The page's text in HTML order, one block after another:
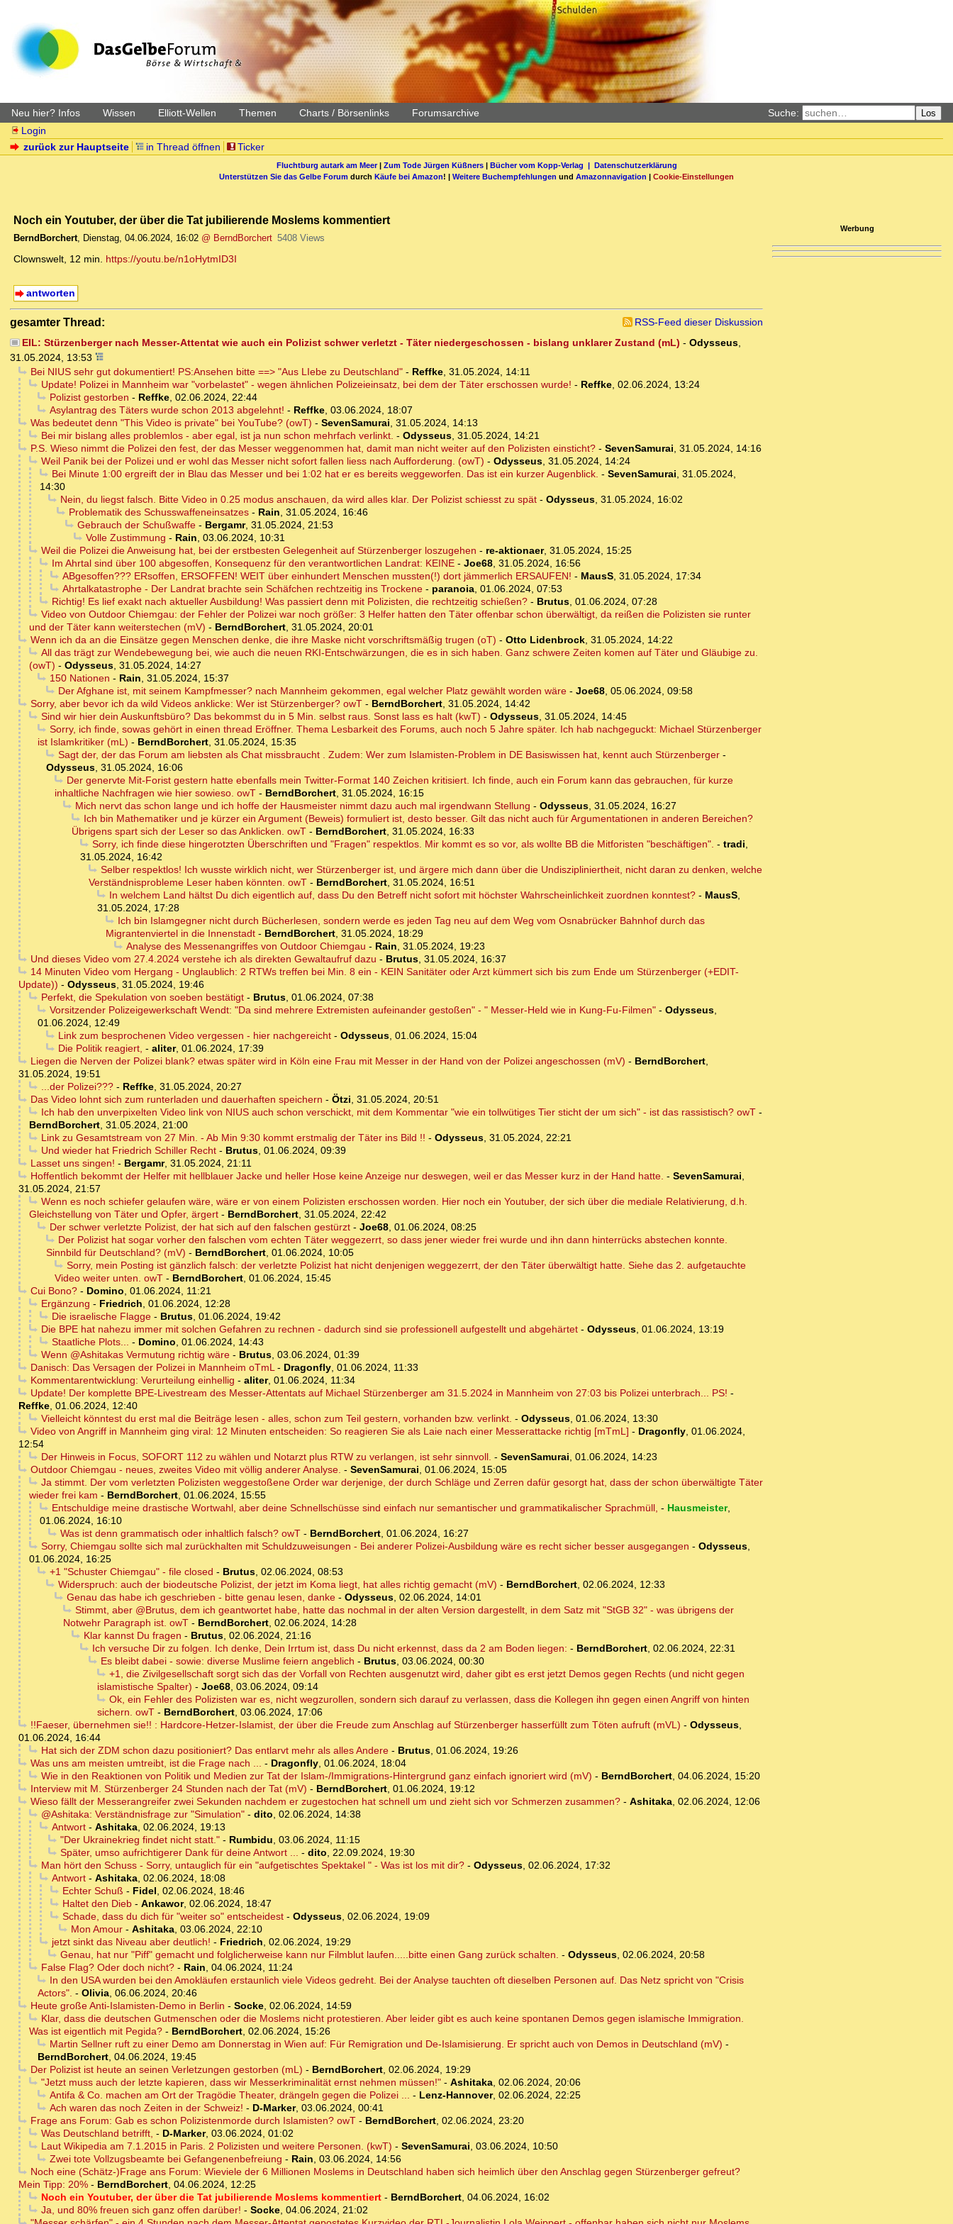
Neu hier? Infos Wissen Elliott-Wellen Themen Charts / Börsenlinks Forumsarchive Suche: Los
Login
zurück zur Hauptseite
in Thread öffnen Ticker
Fluchtburg autark am Meer| Zum Tode Jürgen Küßners| Bücher vom Kopp-Verlag | Datenschutzerklärung
Unterstützen Sie das Gelbe Forum durch Käufe bei Amazon! | Weitere Buchempfehlungen und Amazonnavigation | Cookie-Einstellungen
Noch ein Youtuber, der über die Tat jubilierende Moslems kommentiert
BerndBorchert, Dienstag, 04.06.2024, 16:02 @ BerndBorchert 5408 Views
Clownswelt, 12 min. https://youtu.be/n1oHytmID3I
antworten
gesamter Thread:
RSS-Feed dieser Diskussion
EIL: Stürzenberger nach Messer-Attentat wie auch ein Polizist schwer verletzt - Täter niedergeschossen - bislang unklarer Zustand (mL) - Odysseus,
31.05.2024, 13:53
Bei NIUS sehr gut dokumentiert! PS:Ansehen bitte ==> "Aus LIebe zu Deutschland"- Reffke, 31.05.2024, 14:11
Update! Polizei in Mannheim war "vorbelastet" - wegen ähnlichen Polizeieinsatz, bei dem der Täter erschossen wurde! - Reffke, 02.06.2024, 13:24
Polizist gestorben - Reffke, 02.06.2024, 22:44
Asylantrag des Täters wurde schon 2013 abgelehnt! - Reffke, 03.06.2024, 18:07
Was bedeutet denn "This Video is private" bei YouTube? (owT) - SevenSamurai, 31.05.2024, 14:13
Bei mir bislang alles problemlos - aber egal, ist ja nun schon mehrfach verlinkt. - Odysseus, 31.05.2024, 14:21
P.S. Wieso nimmt die Polizei den fest, der das Messer weggenommen hat, damit man nicht weiter auf den Polizisten einsticht?- SevenSamurai, 31.05.2024, 14:16
Weil Panik bei der Polizei und er wohl das Messer nicht sofort fallen liess nach Aufforderung. (owT) - Odysseus, 31.05.2024, 14:24
Bei Minute 1:00 ergreift der in Blau das Messer und bei 1:02 hat er es bereits weggeworfen. Das ist ein kurzer Augenblick. - SevenSamurai, 31.05.2024,
14:30
Nein, du liegst falsch. Bitte Video in 0.25 modus anschauen, da wird alles klar. Der Polizist schiesst zu spät- Odysseus, 31.05.2024, 16:02
Problematik des Schusswaffeneinsatzes- Rain, 31.05.2024, 16:46
Gebrauch der Schußwaffe- Bergamr, 31.05.2024, 21:53
Volle Zustimmung - Rain, 03.06.2024, 10:31
Weil die Polizei die Anweisung hat, bei der erstbesten Gelegenheit auf Stürzenberger loszugehen - re-aktionaer, 31.05.2024, 15:25
Im Ahrtal sind über 100 abgesoffen, Konsequenz für den verantwortlichen Landrat: KEINE- Joe68, 31.05.2024, 16:56
ABgesoffen??? ERsoffen, ERSOFFEN! WEIT über einhundert Menschen mussten(!) dort jämmerlich ERSAUFEN! - MausS, 31.05.2024, 17:34
Ahrtalkatastrophe - Der Landrat brachte sein Schäfchen rechtzeitig ins Trockene- paranoia, 01.06.2024, 07:53
Richtig! Es lief exakt nach aktueller Ausbildung! Was passiert denn mit Polizisten, die rechtzeitig schießen?- Brutus, 01.06.2024, 07:28
Video von Outdoor Chiemgau: der Fehler der Polizei war noch größer: 3 Helfer hatten den Täter offenbar schon überwältigt, da reißen die Polizisten sie runter
und der Täter kann weiterstechen (mV) - BerndBorchert, 31.05.2024, 20:01
Wenn ich da an die Einsätze gegen Menschen denke, die ihre Maske nicht vorschriftsmäßig trugen (oT) - Otto Lidenbrock, 31.05.2024, 14:22
All das trägt zur Wendebewegung bei, wie auch die neuen RKI-Entschwärzungen, die es in sich haben. Ganz schwere Zeiten komen auf Täter und Gläubige zu.
(owT) - Odysseus, 31.05.2024, 14:27
150 Nationen - Rain, 31.05.2024, 15:37
Der Afghane ist, mit seinem Kampfmesser? nach Mannheim gekommen, egal welcher Platz gewählt worden wäre- Joe68, 05.06.2024, 09:58
Sorry, aber bevor ich da wild Videos anklicke: Wer ist Stürzenberger? owT- BerndBorchert, 31.05.2024, 14:42
Sind wir hier dein Auskunftsbüro? Das bekommst du in 5 Min. selbst raus. Sonst lass es halt (kwT) - Odysseus, 31.05.2024, 14:45
Sorry, ich finde, sowas gehört in einen thread Eröffner. Thema Lesbarkeit des Forums, auch noch 5 Jahre später. Ich hab nachgeguckt: Michael Stürzenberger
ist Islamkritiker (mL) - BerndBorchert, 31.05.2024, 15:35
Sagt der, der das Forum am liebsten als Chat missbraucht . Zudem: Wer zum Islamisten-Problem in DE Basiswissen hat, kennt auch Stürzenberger-
Odysseus, 31.05.2024, 16:06
Der genervte Mit-Forist gestern hatte ebenfalls mein Twitter-Format 140 Zeichen kritisiert. Ich finde, auch ein Forum kann das gebrauchen, für kurze
inhaltliche Nachfragen wie hier sowieso. owT - BerndBorchert, 31.05.2024, 16:15
Mich nervt das schon lange und ich hoffe der Hausmeister nimmt dazu auch mal irgendwann Stellung - Odysseus, 31.05.2024, 16:27
Ich bin Mathematiker und je kürzer ein Argument (Beweis) formuliert ist, desto besser. Gilt das nicht auch für Argumentationen in anderen Bereichen?
Übrigens spart sich der Leser so das Anklicken. owT - BerndBorchert, 31.05.2024, 16:33
Sorry, ich finde diese hingerotzten Überschriften und "Fragen" respektlos. Mir kommt es so vor, als wollte BB die Mitforisten "beschäftigen". - tradi,
31.05.2024, 16:42
Selber respektlos! Ich wusste wirklich nicht, wer Stürzenberger ist, und ärgere mich dann über die Undiszipliniertheit, nicht daran zu denken, welche
Verständnisprobleme Leser haben könnten. owT - BerndBorchert, 31.05.2024, 16:51
In welchem Land hältst Du dich eigentlich auf, dass Du den Betreff nicht sofort mit höchster Wahrscheinlichkeit zuordnen konntest?- MausS,
31.05.2024, 17:28
Ich bin Islamgegner nicht durch Bücherlesen, sondern werde es jeden Tag neu auf dem Weg vom Osnabrücker Bahnhof durch das
Migrantenviertel in die Innenstadt - BerndBorchert, 31.05.2024, 18:29
Analyse des Messenangriffes von Outdoor Chiemgau - Rain, 31.05.2024, 19:23
Und dieses Video vom 27.4.2024 verstehe ich als direkten Gewaltaufruf dazu - Brutus, 31.05.2024, 16:37
14 Minuten Video vom Hergang - Unglaublich: 2 RTWs treffen bei Min. 8 ein - KEIN Sanitäter oder Arzt kümmert sich bis zum Ende um Stürzenberger (+EDIT-
Update)) - Odysseus, 31.05.2024, 19:46
Perfekt, die Spekulation von soeben bestätigt- Brutus, 01.06.2024, 07:38
Vorsitzender Polizeigewerkschaft Wendt: "Da sind mehrere Extremisten aufeinander gestoßen" - " Messer-Held wie in Kung-Fu-Filmen"- Odysseus,
01.06.2024, 12:49
Link zum besprochenen Video vergessen - hier nachgereicht- Odysseus, 01.06.2024, 15:04
Die Politik reagiert, - aliter, 01.06.2024, 17:39
Liegen die Nerven der Polizei blank? etwas später wird in Köln eine Frau mit Messer in der Hand von der Polizei angeschossen (mV) - BerndBorchert,
31.05.2024, 19:51
...der Polizei???- Reffke, 31.05.2024, 20:27
Das Video lohnt sich zum runterladen und dauerhaften speichern - Ötzi, 31.05.2024, 20:51
Ich hab den unverpixelten Video link von NIUS auch schon verschickt, mit dem Kommentar "wie ein tollwütiges Tier sticht der um sich" - ist das rassistisch? owT-
BerndBorchert, 31.05.2024, 21:00
Link zu Gesamtstream von 27 Min. - Ab Min 9:30 kommt erstmalig der Täter ins Bild !! - Odysseus, 31.05.2024, 22:21
Und wieder hat Friedrich Schiller Recht- Brutus, 01.06.2024, 09:39
Lasset uns singen! - Bergamr, 31.05.2024, 21:11
Hoffentlich bekommt der Helfer mit hellblauer Jacke und heller Hose keine Anzeige nur deswegen, weil er das Messer kurz in der Hand hatte. - SevenSamurai,
31.05.2024, 21:57
Wenn es noch schiefer gelaufen wäre, wäre er von einem Polizisten erschossen worden. Hier noch ein Youtuber, der sich über die mediale Relativierung, d.h.
Gleichstellung von Täter und Opfer, ärgert - BerndBorchert, 31.05.2024, 22:42
Der schwer verletzte Polizist, der hat sich auf den falschen gestürzt- Joe68, 01.06.2024, 08:25
Der Polizist hat sogar vorher den falschen vom echten Täter weggezerrt, so dass jener wieder frei wurde und ihn dann hinterrücks abstechen konnte.
Sinnbild für Deutschland? (mV) - BerndBorchert, 01.06.2024, 10:05
Sorry, mein Posting ist gänzlich falsch: der verletzte Polizist hat nicht denjenigen weggezerrt, der den Täter überwältigt hatte. Siehe das 2. aufgetauchte
Video weiter unten. owT - BerndBorchert, 01.06.2024, 15:45
Cui Bono?- Domino, 01.06.2024, 11:21
Ergänzung - Friedrich, 01.06.2024, 12:28
Die israelische Flagge- Brutus, 01.06.2024, 19:42
Die BPE hat nahezu immer mit solchen Gefahren zu rechnen - dadurch sind sie professionell aufgestellt und abgehärtet- Odysseus, 01.06.2024, 13:19
Staatliche Plots... - Domino, 01.06.2024, 14:43
Wenn @Ashitakas Vermutung richtig wäre- Brutus, 03.06.2024, 01:39
Danisch: Das Versagen der Polizei in Mannheim oTmL- Dragonfly, 01.06.2024, 11:33
Kommentarentwicklung: Verurteilung einhellig - aliter, 01.06.2024, 11:34
Update! Der komplette BPE-Livestream des Messer-Attentats auf Michael Stürzenberger am 31.5.2024 in Mannheim von 27:03 bis Polizei unterbrach... PS! -
Reffke, 01.06.2024, 12:40
Vielleicht könntest du erst mal die Beiträge lesen - alles, schon zum Teil gestern, vorhanden bzw. verlinkt. - Odysseus, 01.06.2024, 13:30
Video von Angriff in Mannheim ging viral: 12 Minuten entscheiden: So reagieren Sie als Laie nach einer Messerattacke richtig [mTmL] - Dragonfly, 01.06.2024,
12:54
Der Hinweis in Focus, SOFORT 112 zu wählen und Notarzt plus RTW zu verlangen, ist sehr sinnvoll. - SevenSamurai, 01.06.2024, 14:23
Outdoor Chiemgau - neues, zweites Video mit völlig anderer Analyse. - SevenSamurai, 01.06.2024, 15:05
Ja stimmt. Der vom verletzten Polizisten weggestoßene Order war derjenige, der durch Schläge und Zerren dafür gesorgt hat, dass der schon überwältigte Täter
wieder frei kam - BerndBorchert, 01.06.2024, 15:55
Entschuldige meine drastische Wortwahl, aber deine Schnellschüsse sind einfach nur semantischer und grammatikalischer Sprachmüll, - Hausmeister,
01.06.2024, 16:10
Was ist denn grammatisch oder inhaltlich falsch? owT- BerndBorchert, 01.06.2024, 16:27
Sorry, Chiemgau sollte sich mal zurückhalten mit Schuldzuweisungen - Bei anderer Polizei-Ausbildung wäre es recht sicher besser ausgegangen - Odysseus,
01.06.2024, 16:25
+1 "Schuster Chiemgau" - file closed - Brutus, 02.06.2024, 08:53
Widerspruch: auch der biodeutsche Polizist, der jetzt im Koma liegt, hat alles richtig gemacht (mV) - BerndBorchert, 02.06.2024, 12:33
Genau das habe ich geschrieben - bitte genau lesen, danke- Odysseus, 02.06.2024, 14:01
Stimmt, aber @Brutus, dem ich geantwortet habe, hatte das nochmal in der alten Version dargestellt, in dem Satz mit "StGB 32" - was übrigens der
Notwehr Paragraph ist. owT - BerndBorchert, 02.06.2024, 14:28
Klar kannst Du fragen - Brutus, 02.06.2024, 21:16
Ich versuche Dir zu folgen. Ich denke, Dein Irrtum ist, dass Du nicht erkennst, dass da 2 am Boden liegen: - BerndBorchert, 02.06.2024, 22:31
Es bleibt dabei - sowie: diverse Muslime feiern angeblich - Brutus, 03.06.2024, 00:30
+1, die Zivilgesellschaft sorgt sich das der Vorfall von Rechten ausgenutzt wird, daher gibt es erst jetzt Demos gegen Rechts (und nicht gegen
islamistische Spalter) - Joe68, 03.06.2024, 09:14
Ok, ein Fehler des Polizisten war es, nicht wegzurollen, sondern sich darauf zu verlassen, dass die Kollegen ihn gegen einen Angriff von hinten
sichern. owT - BerndBorchert, 03.06.2024, 17:06
!!Faeser, übernehmen sie!! : Hardcore-Hetzer-Islamist, der über die Freude zum Anschlag auf Stürzenberger hasserfüllt zum Töten aufruft (mVL) - Odysseus,
01.06.2024, 16:44
Hat sich der ZDM schon dazu positioniert? Das entlarvt mehr als alles Andere- Brutus, 01.06.2024, 19:26
Was uns am meisten umtreibt, ist die Frage nach ... - Dragonfly, 01.06.2024, 18:04
Wie in den Reaktionen von Politik und Medien zur Tat der Islam-/Immigrations-Hintergrund ganz einfach ignoriert wird (mV) - BerndBorchert, 04.06.2024, 15:20
Interview mit M. Stürzenberger 24 Stunden nach der Tat (mV) - BerndBorchert, 01.06.2024, 19:12
Wieso fällt der Messerangreifer zwei Sekunden nachdem er zugestochen hat schnell um und zieht sich vor Schmerzen zusammen?- Ashitaka, 02.06.2024, 12:06
@Ashitaka: Verständnisfrage zur "Simulation"- dito, 02.06.2024, 14:38
Antwort- Ashitaka, 02.06.2024, 19:13
"Der Ukrainekrieg findet nicht statt."- Rumbidu, 03.06.2024, 11:15
Später, umso aufrichtigerer Dank für deine Antwort ... - dito, 22.09.2024, 19:30
Man hört den Schuss - Sorry, untauglich für ein "aufgetischtes Spektakel " - Was ist los mit dir?- Odysseus, 02.06.2024, 17:32
Antwort- Ashitaka, 02.06.2024, 18:08
Echter Schuß - Fidel, 02.06.2024, 18:46
Haltet den Dieb- Ankawor, 02.06.2024, 18:47
Schade, dass du dich für "weiter so" entscheidest- Odysseus, 02.06.2024, 19:09
Mon Amour- Ashitaka, 03.06.2024, 22:10
jetzt sinkt das Niveau aber deutlich! - Friedrich, 02.06.2024, 19:29
Genau, hat nur "Piff" gemacht und folglicherweise kann nur Filmblut laufen.....bitte einen Gang zurück schalten. - Odysseus, 02.06.2024, 20:58
False Flag? Oder doch nicht?- Rain, 04.06.2024, 11:24
In den USA wurden bei den Amokläufen erstaunlich viele Videos gedreht. Bei der Analyse tauchten oft dieselben Personen auf. Das Netz spricht von "Crisis
Actors". - Olivia, 06.06.2024, 20:46
Heute große Anti-Islamisten-Demo in Berlin - Socke, 02.06.2024, 14:59
Klar, dass die deutschen Gutmenschen oder die Moslems nicht protestieren. Aber leider gibt es auch keine spontanen Demos gegen islamische Immigration.
Was ist eigentlich mit Pegida? - BerndBorchert, 02.06.2024, 15:26
Martin Sellner ruft zu einer Demo am Donnerstag in Wien auf: Für Remigration und De-Islamisierung. Er spricht auch von Demos in Deutschland (mV) -
BerndBorchert, 04.06.2024, 19:45
Der Polizist ist heute an seinen Verletzungen gestorben (mL) - BerndBorchert, 02.06.2024, 19:29
"Jetzt muss auch der letzte kapieren, dass wir Messerkriminalität ernst nehmen müssen!"- Ashitaka, 02.06.2024, 20:06
Antifa & Co. machen am Ort der Tragödie Theater, drängeln gegen die Polizei ... - Lenz-Hannover, 02.06.2024, 22:25
Ach waren das noch Zeiten in der Schweiz! - D-Marker, 03.06.2024, 00:41
Frage ans Forum: Gab es schon Polizistenmorde durch Islamisten? owT- BerndBorchert, 02.06.2024, 23:20
Was Deutschland betrifft, - D-Marker, 03.06.2024, 01:02
Laut Wikipedia am 7.1.2015 in Paris. 2 Polizisten und weitere Personen. (kwT) - SevenSamurai, 03.06.2024, 10:50
Zwei tote Vollzugsbeamte bei Gefangenenbefreiung - Rain, 03.06.2024, 14:56
Noch eine (Schätz-)Frage ans Forum: Wieviele der 6 Millionen Moslems in Deutschland haben sich heimlich über den Anschlag gegen Stürzenberger gefreut?
Mein Tipp: 20% - BerndBorchert, 04.06.2024, 12:25
Noch ein Youtuber, der über die Tat jubilierende Moslems kommentiert- BerndBorchert, 04.06.2024, 16:02
Ja, und 80% freuen sich ganz offen darüber! - Socke, 04.06.2024, 21:02
Werbung